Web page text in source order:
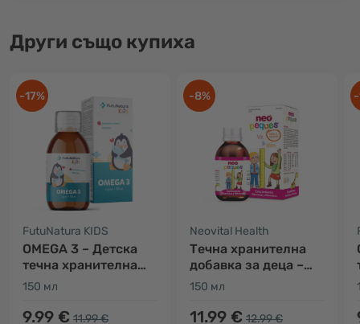
Други също купиха
-17%
FutuNatura KIDS
OMEGA 3 – Детска
течна хранителна
добавка
150 мл
9.99 € 11.99 €
-8%
Neovital Health
Tечна хранителна
добавка за деца –
растеж
150 мл
11.99 € 12.99 €
-